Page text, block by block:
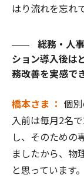
はり流れを忘れ
総務・人
ション導入後は
務改善を実感で
橋本さま ： 個
入前は毎月2名
し、そのための
ましたから、物
と思っています